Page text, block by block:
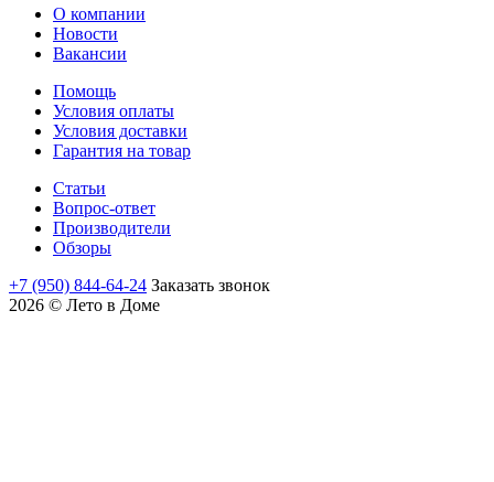
О компании
Новости
Вакансии
Помощь
Условия оплаты
Условия доставки
Гарантия на товар
Статьи
Вопрос-ответ
Производители
Обзоры
+7 (950) 844-64-24 Заказать звонок
2026 © Лето в Доме